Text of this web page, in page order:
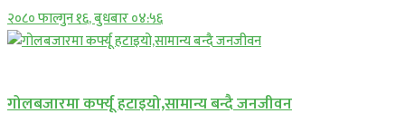
२०८० फाल्गुन १६, बुधबार ०४:५६
गोलबजारमा कर्फ्यू हटाइयो,सामान्य बन्दै जनजीवन